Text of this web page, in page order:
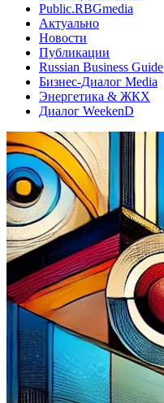
Public.RBGmedia
Актуально
Новости
Публикации
Russian Business Guide
Бизнес-Диалог Media
Энергетика & ЖКХ
Диалог WeekenD